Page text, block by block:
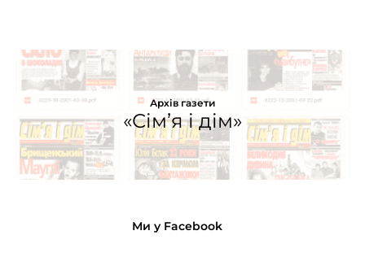
Архів газети
«Сім’я і дім»
Ми у Facebook